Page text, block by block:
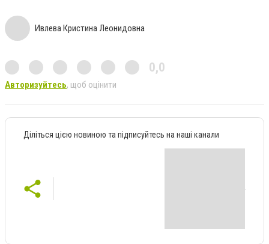
Ивлева Кристина Леонидовна
0,0
Авторизуйтесь, щоб оцінити
Діліться цією новиною та підписуйтесь на наші канали